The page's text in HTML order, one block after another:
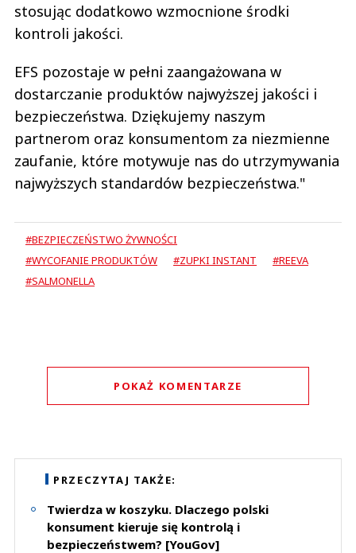
stosując dodatkowo wzmocnione środki
kontroli jakości.
EFS pozostaje w pełni zaangażowana w
dostarczanie produktów najwyższej jakości i
bezpieczeństwa. Dziękujemy naszym
partnerom oraz konsumentom za niezmienne
zaufanie, które motywuje nas do utrzymywania
najwyższych standardów bezpieczeństwa."
#BEZPIECZEŃSTWO ŻYWNOŚCI
#WYCOFANIE PRODUKTÓW
#ZUPKI INSTANT
#REEVA
#SALMONELLA
PRZECZYTAJ TAKŻE:
Twierdza w koszyku. Dlaczego polski
konsument kieruje się kontrolą i
bezpieczeństwem? [YouGov]
POKAŻ KOMENTARZE
Nie znaleziono komentarzy
Zostaw swoje komentarze
Imię (Wymagane)
Anuluj